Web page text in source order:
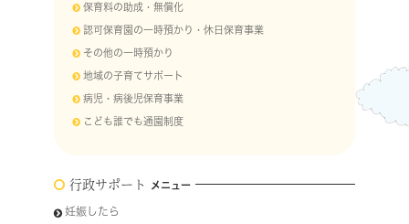
保育料の助成・無償化
認可保育園の一時預かり・休日保育事業
その他の一時預かり
地域の子育てサポート
病児・病後児保育事業
こども誰でも通園制度
行政サポート メニュー
妊娠したら